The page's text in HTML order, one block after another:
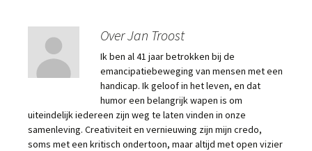
Over Jan Troost
Ik ben al 41 jaar betrokken bij de
emancipatiebeweging van mensen met een
handicap. Ik geloof in het leven, en dat
humor een belangrijk wapen is om
uiteindelijk iedereen zijn weg te laten vinden in onze
samenleving. Creativiteit en vernieuwing zijn mijn credo,
soms met een kritisch ondertoon, maar altijd met open vizier